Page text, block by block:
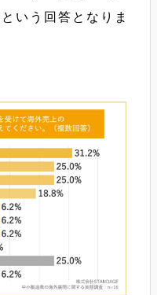
という回答となりま